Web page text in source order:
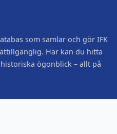
som samlar och gör IFK
Här kan du hitta
ögonblick – allt på